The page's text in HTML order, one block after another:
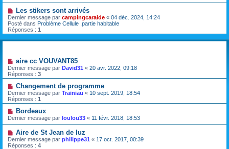
Les stikers sont arrivés
Dernier message par campingcaraide « 04 déc. 2024, 14:24
Posté dans Problème Cellule ,partie habitable
Réponses : 1
aire cc VOUVANT85
Dernier message par David31 « 20 avr. 2022, 09:18
Réponses : 3
Changement de programme
Dernier message par Trainiau « 10 sept. 2019, 18:54
Réponses : 1
Bordeaux
Dernier message par loulou33 « 11 févr. 2018, 18:53
Aire de St Jean de luz
Dernier message par philippe31 « 17 oct. 2017, 00:39
Réponses : 4